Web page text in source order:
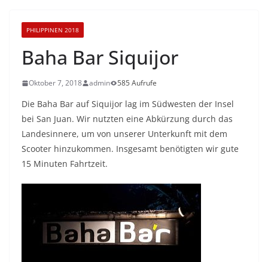
PHILIPPINEN 2018
Baha Bar Siquijor
Oktober 7, 2018 admin 585 Aufrufe
Die Baha Bar auf Siquijor lag im Südwesten der Insel
bei San Juan. Wir nutzten eine Abkürzung durch das
Landesinnere, um von unserer Unterkunft mit dem
Scooter hinzukommen. Insgesamt benötigten wir gute
15 Minuten Fahrtzeit.